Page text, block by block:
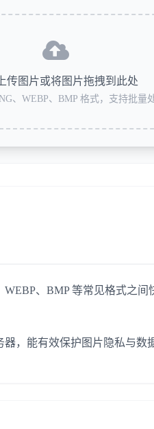
传图片或将图片拖拽到此处
、WEBP、BMP 格式，支持批量
、BMP 等常见格式之
，能有效保护图片隐私与数